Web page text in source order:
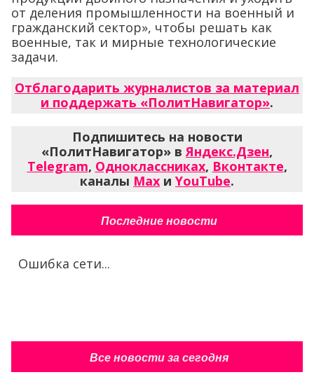
от деления промышленности на военный и
гражданский сектор», чтобы решать как
военные, так и мирные технологические
задачи.
Отблагодарить журналистов за материал
и поддержать «ПолитНавигатор».
Подпишитесь на новости
«ПолитНавигатор» в Яндекс.Дзен,
Telegram, Одноклассниках, Вконтакте,
каналы Max и YouTube.
Последние новости
Ошибка сети...
Все новости за сегодня